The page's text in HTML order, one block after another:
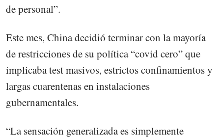
de personal”.
Este mes, China decidió terminar con la mayoría
de restricciones de su política “covid cero” que
implicaba test masivos, estrictos confinamientos y
largas cuarentenas en instalaciones
gubernamentales.
“La sensación generalizada es simplemente